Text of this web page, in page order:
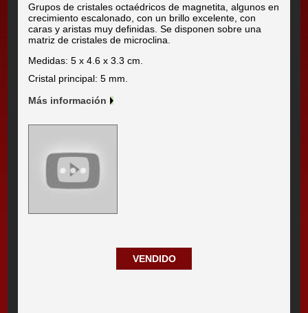
Grupos de cristales octaédricos de magnetita, algunos en
crecimiento escalonado, con un brillo excelente, con
caras y aristas muy definidas. Se disponen sobre una
matriz de cristales de microclina.
Medidas: 5 x 4.6 x 3.3 cm.
Cristal principal: 5 mm.
Más información
VENDIDO